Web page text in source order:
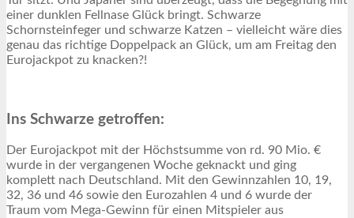
einer dunklen Fellnase Glück bringt. Schwarze
Schornsteinfeger und schwarze Katzen – vielleicht wäre dies
genau das richtige Doppelpack an Glück, um am Freitag den
Eurojackpot zu knacken?!
Ins Schwarze getroffen:
Der Eurojackpot mit der Höchstsumme von rd. 90 Mio. €
wurde in der vergangenen Woche geknackt und ging
komplett nach Deutschland. Mit den Gewinnzahlen 10, 19,
32, 36 und 46 sowie den Eurozahlen 4 und 6 wurde der
Traum vom Mega-Gewinn für einen Mitspieler aus